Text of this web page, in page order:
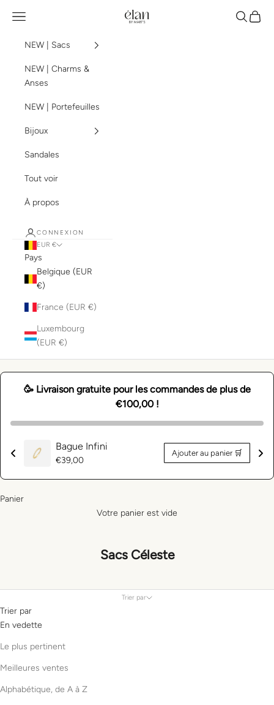
élan by mart's
Menu Panier
NEW | Sacs
NEW | Charms &
Anses
NEW | Portefeuilles
Bijoux
Sandales
Tout voir
À propos
CONNEXION
EUR €
Pays
Belgique (EUR
€)
France (EUR €)
Luxembourg
(EUR €)
🥳 Livraison gratuite pour les commandes de plus de
€100,00 !
Bague Infini
Prix
€39,00
Ajouter au panier 🛒
Panier
Votre panier est vide
Sacs Céleste
Trier par
Trier par
En vedette
Le plus pertinent
Meilleures ventes
Alphabétique, de A à Z